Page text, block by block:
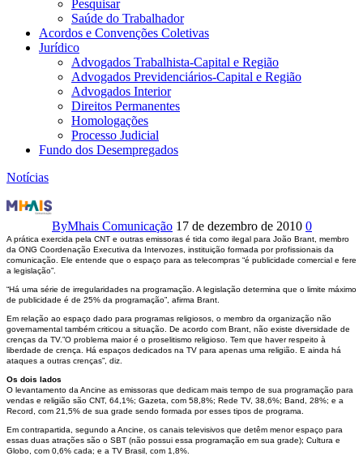
Pesquisar
Saúde do Trabalhador
Acordos e Convenções Coletivas
Jurídico
Advogados Trabalhista-Capital e Região
Advogados Previdenciários-Capital e Região
Advogados Interior
Direitos Permanentes
Homologações
Processo Judicial
Fundo dos Desempregados
Notícias
Especialista
critica
excesso
de
programas
religiosos
e
de
vendas
ByMhais Comunicação 17 de dezembro de 2010 0
A prática exercida pela CNT e outras emissoras é tida como ilegal para João Brant, membro
da ONG Coordenação Executiva da Intervozes, instituição formada por profissionais da
comunicação. Ele entende que o espaço para as telecompras “é publicidade comercial e fere
a legislação”.
“Há uma série de irregularidades na programação. A legislação determina que o limite máximo
de publicidade é de 25% da programação”, afirma Brant.
Em relação ao espaço dado para programas religiosos, o membro da organização não
governamental também criticou a situação. De acordo com Brant, não existe diversidade de
crenças da TV.”O problema maior é o proselitismo religioso. Tem que haver respeito à
liberdade de crença. Há espaços dedicados na TV para apenas uma religião. E ainda há
ataques a outras crenças”, diz.
Os dois lados
O levantamento da Ancine as emissoras que dedicam mais tempo de sua programação para
vendas e religião são CNT, 64,1%; Gazeta, com 58,8%; Rede TV, 38,6%; Band, 28%; e a
Record, com 21,5% de sua grade sendo formada por esses tipos de programa.
Em contrapartida, segundo a Ancine, os canais televisivos que detêm menor espaço para
essas duas atrações são o SBT (não possui essa programação em sua grade); Cultura e
Globo, com 0,6% cada; e a TV Brasil, com 1,8%.